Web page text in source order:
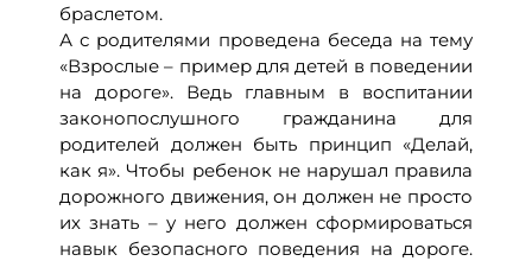
браслетом.
А с родителями проведена беседа на тему
«Взрослые – пример для детей в поведении
на дороге». Ведь главным в воспитании
законопослушного гражданина для
родителей должен быть принцип «Делай,
как я». Чтобы ребенок не нарушал правила
дорожного движения, он должен не просто
их знать – у него должен сформироваться
навык безопасного поведения на дороге.